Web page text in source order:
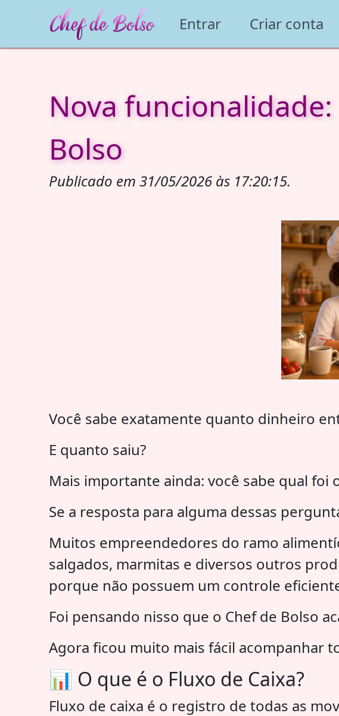
Entrar Criar conta
Nova
Bolso
Publicado em 31/05/2026 às 17:20:15.
Você sabe exatamente quanto dinheiro
E quanto saiu?
Mais importante ainda: você sabe qual foi
Se a resposta para alguma dessas
Muitos empreendedores do ramo
salgados, marmitas e diversos outros
porque não possuem um controle
Foi pensando nisso que o Chef de Bolso
Agora ficou muito mais fácil acompanhar
📊 O que é o Fluxo de Caixa?
Fluxo de caixa é o registro de todas as